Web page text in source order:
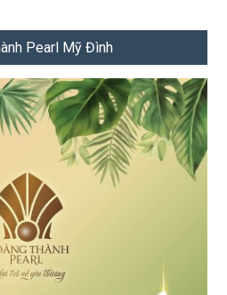
Pearl Mỹ Đình